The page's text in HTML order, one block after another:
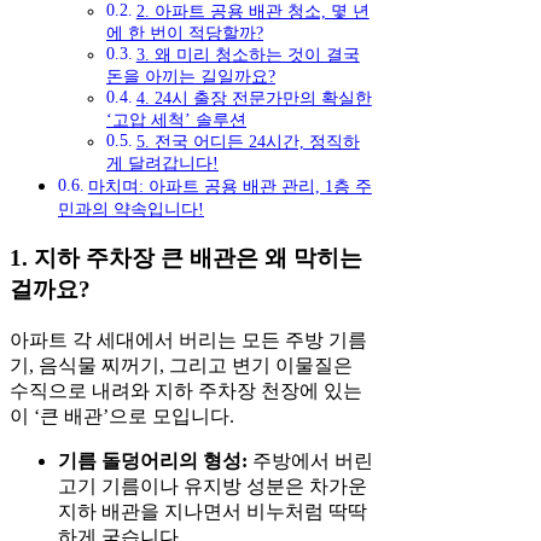
2. 아파트 공용 배관 청소, 몇 년
에 한 번이 적당할까?
3. 왜 미리 청소하는 것이 결국
돈을 아끼는 길일까요?
4. 24시 출장 전문가만의 확실한
‘고압 세척’ 솔루션
5. 전국 어디든 24시간, 정직하
게 달려갑니다!
마치며: 아파트 공용 배관 관리, 1층 주
민과의 약속입니다!
1. 지하 주차장 큰 배관은 왜 막히는
걸까요?
아파트 각 세대에서 버리는 모든 주방 기름
기, 음식물 찌꺼기, 그리고 변기 이물질은
수직으로 내려와 지하 주차장 천장에 있는
이 ‘큰 배관’으로 모입니다.
기름 돌덩어리의 형성: 주방에서 버린
고기 기름이나 유지방 성분은 차가운
지하 배관을 지나면서 비누처럼 딱딱
하게 굳습니다.